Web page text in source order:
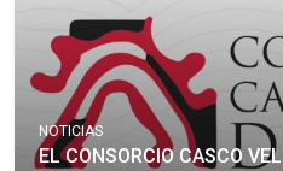
NOTICIAS
EL CONSORCIO CASCO